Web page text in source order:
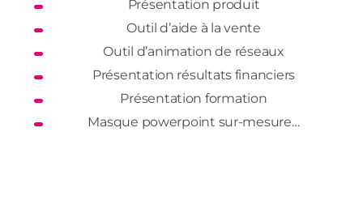
Présentation produit
Outil d’aide à la vente
Outil d’animation de réseaux
Présentation résultats financiers
Présentation formation
Masque powerpoint sur-mesure…